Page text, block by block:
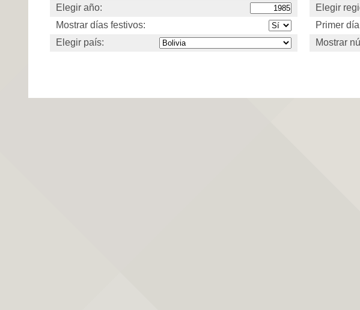
Elegir año:
Mostrar días festivos:
Elegir país:
Elegir
Primer
Mostrar